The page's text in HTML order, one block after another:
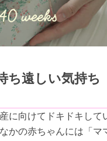
ち遠しい気持ち
に向けてドキドキして
かの赤ちゃんには「マ